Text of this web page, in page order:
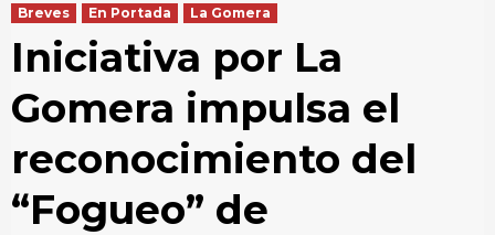
Breves En Portada La Gomera
Iniciativa por La
Gomera impulsa el
reconocimiento del
“Fogueo” de